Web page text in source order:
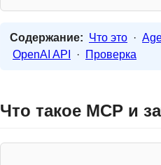
Содержание: Что это ·
OpenAI API
· Проверка
Что такое MCP и